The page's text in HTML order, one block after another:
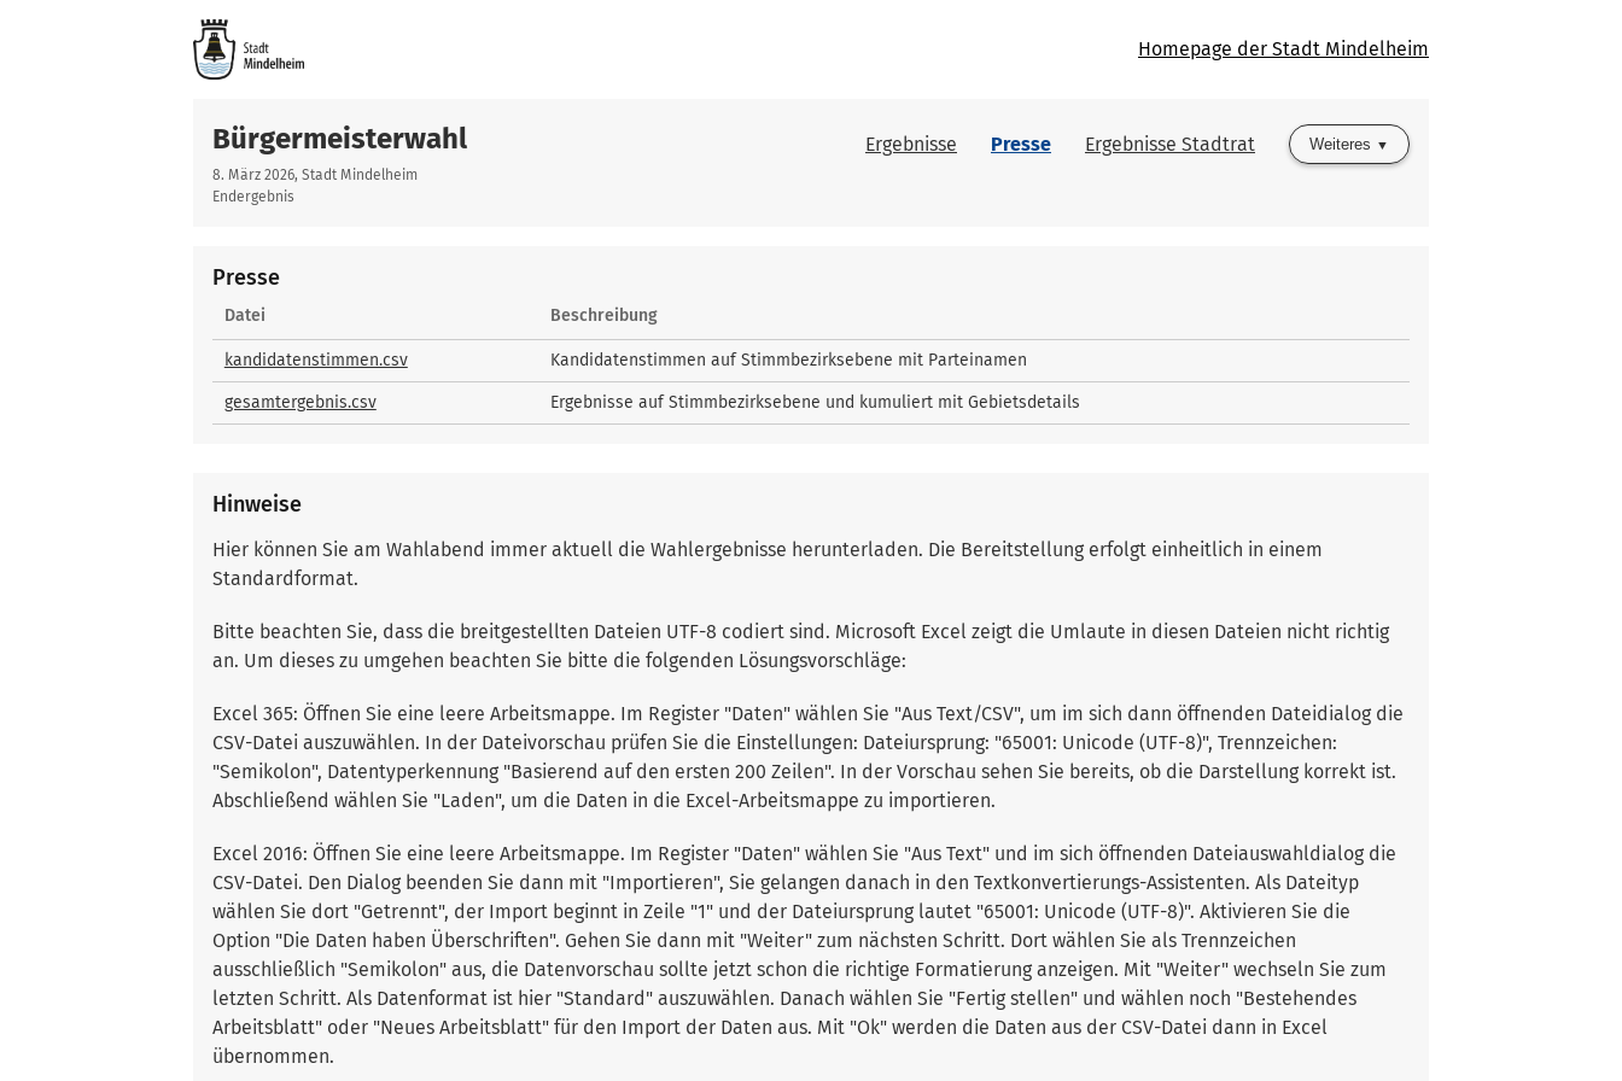
Homepage der Stadt Mindelheim
Bürgermeisterwahl
8. März 2026, Stadt Mindelheim
Endergebnis
Ergebnisse Presse Ergebnisse Stadtrat Weiteres
Presse
Presse
Datei Beschreibung
kandidatenstimmen.csv Kandidatenstimmen auf Stimmbezirksebene mit Parteinamen
gesamtergebnis.csv Ergebnisse auf Stimmbezirksebene und kumuliert mit Gebietsdetails
Hinweise
Hier können Sie am Wahlabend immer aktuell die Wahlergebnisse herunterladen. Die Bereitstellung erfolgt einheitlich in einem
Standardformat.
Bitte beachten Sie, dass die breitgestellten Dateien UTF-8 codiert sind. Microsoft Excel zeigt die Umlaute in diesen Dateien nicht richtig
an. Um dieses zu umgehen beachten Sie bitte die folgenden Lösungsvorschläge:
Excel 365: Öffnen Sie eine leere Arbeitsmappe. Im Register "Daten" wählen Sie "Aus Text/CSV", um im sich dann öffnenden Dateidialog die
CSV-Datei auszuwählen. In der Dateivorschau prüfen Sie die Einstellungen: Dateiursprung: "65001: Unicode (UTF-8)", Trennzeichen:
"Semikolon", Datentyperkennung "Basierend auf den ersten 200 Zeilen". In der Vorschau sehen Sie bereits, ob die Darstellung korrekt ist.
Abschließend wählen Sie "Laden", um die Daten in die Excel-Arbeitsmappe zu importieren.
Excel 2016: Öffnen Sie eine leere Arbeitsmappe. Im Register "Daten" wählen Sie "Aus Text" und im sich öffnenden Dateiauswahldialog die
CSV-Datei. Den Dialog beenden Sie dann mit "Importieren", Sie gelangen danach in den Textkonvertierungs-Assistenten. Als Dateityp
wählen Sie dort "Getrennt", der Import beginnt in Zeile "1" und der Dateiursprung lautet "65001: Unicode (UTF-8)". Aktivieren Sie die
Option "Die Daten haben Überschriften". Gehen Sie dann mit "Weiter" zum nächsten Schritt. Dort wählen Sie als Trennzeichen
ausschließlich "Semikolon" aus, die Datenvorschau sollte jetzt schon die richtige Formatierung anzeigen. Mit "Weiter" wechseln Sie zum
letzten Schritt. Als Datenformat ist hier "Standard" auszuwählen. Danach wählen Sie "Fertig stellen" und wählen noch "Bestehendes
Arbeitsblatt" oder "Neues Arbeitsblatt" für den Import der Daten aus. Mit "Ok" werden die Daten aus der CSV-Datei dann in Excel
übernommen.